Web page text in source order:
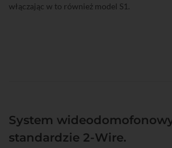
włączając w to również model S1.
System
standardzie 2-Wire.